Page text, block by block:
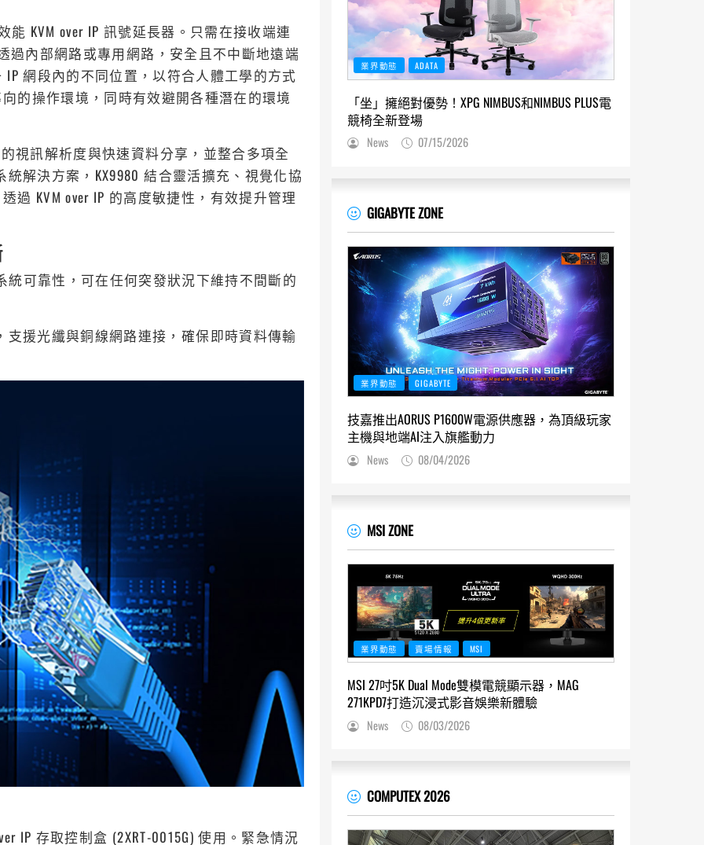
能 KVM over IP 訊號延長器。只需在接收端連
過內部網路或專用網路，安全且不中斷地遠端
網段內的不同位置，以符合人體工學的方式
的操作環境，同時有效避開各種潛在的環境
視訊解析度與快速資料分享，並整合多項全
統解決方案，KX9980 結合靈活擴充、視覺化協
過 KVM over IP 的高度敏捷性，有效提升管理
統可靠性，可在任何突發狀況下維持不間斷的
支援光纖與銅線網路連接，確保即時資料傳輸
IP 存取控制盒 (2XRT-0015G) 使用。緊急情況
業界動態 ADATA
「坐」擁絕對優勢！XPG NIMBUS和NIMBUS PLUS電
競椅全新登場
News 07/15/2026
GIGABYTE ZONE
業界動態 GIGABYTE
技嘉推出AORUS P1600W電源供應器，為頂級玩家
主機與地端AI注入旗艦動力
News 08/04/2026
MSI ZONE
業界動態 賣場情報 MSI
MSI 27吋5K Dual Mode雙模電競顯示器，MAG
271KPD7打造沉浸式影音娛樂新體驗
News 08/03/2026
COMPUTEX 2026